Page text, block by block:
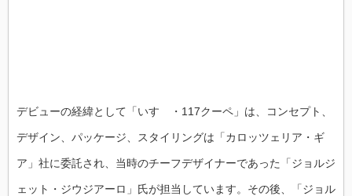
デビューの経緯として「いすゞ・117クーペ」は、コンセプト、
デザイン、パッケージ、スタイリングは「カロッツェリア・ギ
ア」社に委託され、当時のチーフデザイナーであった「ジョルジ
ェット・ジウジアーロ」氏が担当しています。その後、「ジョル